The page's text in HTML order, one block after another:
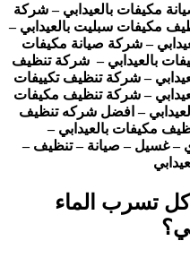
مكيفات بالعيدابي – شركة
مكيفات سبليت بالعيدابي –
– شركة صيانة مكيفات
بالعيدابي – شركة تنظيف
– شركة تنظيف تكييفات
– شركة تنظيف مكيفات
– افضل شركه تنظيف
مكيفات بالعيدابي –
– غسيل – صيانة – تنظيف –
تسرب الماء